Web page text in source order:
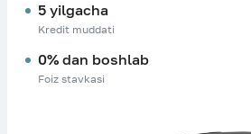
5 yilgacha
Kredit muddati
0% dan boshlab
Foiz stavkasi